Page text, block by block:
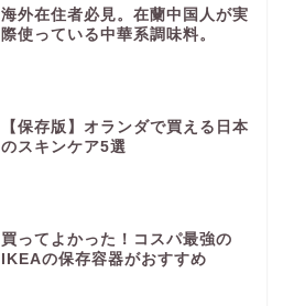
海外在住者必見。在蘭中国人が実
際使っている中華系調味料。
【保存版】オランダで買える日本
のスキンケア5選
買ってよかった！コスパ最強の
IKEAの保存容器がおすすめ